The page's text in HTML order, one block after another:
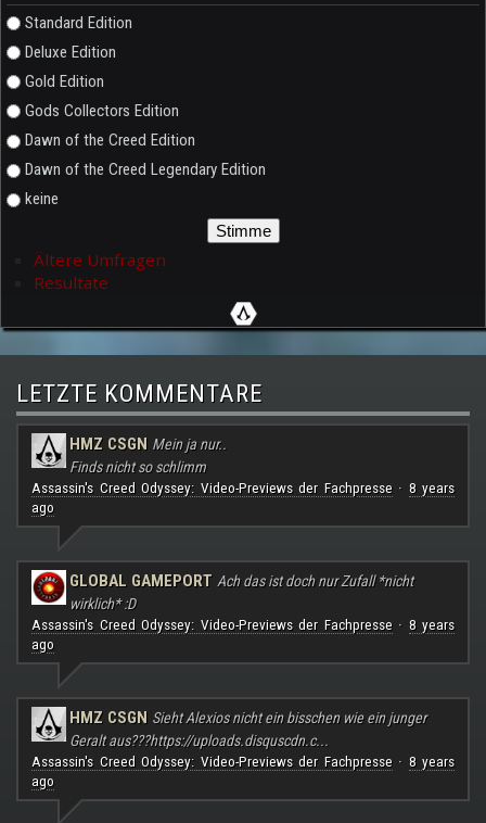
Auswahlmöglichkeiten
Standard Edition
Deluxe Edition
Gold Edition
Gods Collectors Edition
Dawn of the Creed Edition
Dawn of the Creed Legendary Edition
keine
Ältere Umfragen
Resultate
LETZTE KOMMENTARE
HMZ CSGN Mein ja nur..
Finds nicht so schlimm
Assassin's Creed Odyssey: Video-Previews der Fachpresse· 8 years
ago
GLOBAL GAMEPORT Ach das ist doch nur Zufall *nicht
wirklich* :D
Assassin's Creed Odyssey: Video-Previews der Fachpresse· 8 years
ago
HMZ CSGN Sieht Alexios nicht ein bisschen wie ein junger
Geralt aus???https://uploads.disquscdn.c...
Assassin's Creed Odyssey: Video-Previews der Fachpresse· 8 years
ago